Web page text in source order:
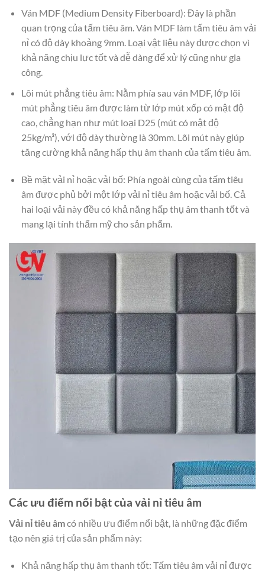
Ván MDF (Medium Density Fiberboard): Đây là phần
quan trọng của tấm tiêu âm. Ván MDF làm tấm tiêu âm vải
nỉ có độ dày khoảng 9mm. Loại vật liệu này được chọn vì
khả năng chịu lực tốt và dễ dàng để xử lý cũng như gia
công.
Lõi mút phẳng tiêu âm: Nằm phía sau ván MDF, lớp lõi
mút phẳng tiêu âm được làm từ lớp mút xốp có mật độ
cao, chẳng hạn như mút loại D25 (mút có mật độ
25kg/m³), với độ dày thường là 30mm. Lõi mút này giúp
tăng cường khả năng hấp thụ âm thanh của tấm tiêu âm.
Bề mặt vải nỉ hoặc vải bố: Phía ngoài cùng của tấm tiêu
âm được phủ bởi một lớp vải nỉ tiêu âm hoặc vải bố. Cả
hai loại vải này đều có khả năng hấp thụ âm thanh tốt và
mang lại tính thẩm mỹ cho sản phẩm.
Các ưu điểm nổi bật của vải nỉ tiêu âm
Vải nỉ tiêu âmcó nhiều ưu điểm nổi bật, là những đặc điểm
tạo nên giá trị của sản phẩm này:
Khả năng hấp thụ âm thanh tốt: Tấm tiêu âm vải nỉ được